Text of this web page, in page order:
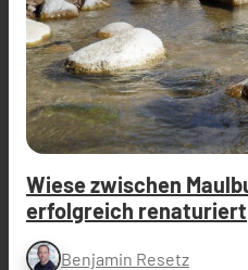
Wiese zwischen
erfolgreich renaturiert
Benjamin Resetz